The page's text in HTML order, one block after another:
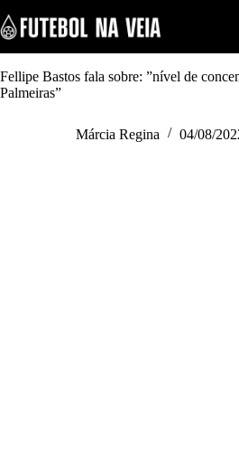
k
i
p
t
o
Fellipe Bastos fala sobre: ”nível de
Palmeiras”
Márcia Regina 04/08/